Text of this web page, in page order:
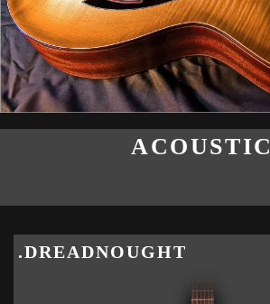
ACOUSTIC
.DREADNOUGHT